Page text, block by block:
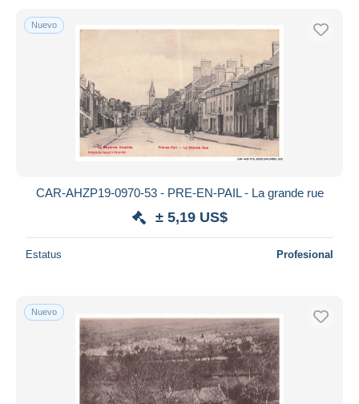
Nuevo
CAR-AHZP19-0970-53 - PRE-EN-PAIL - La grande rue
± 5,19 US$
Estatus Profesional
Nuevo